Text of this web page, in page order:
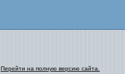
Перейти на полную версию сайта.